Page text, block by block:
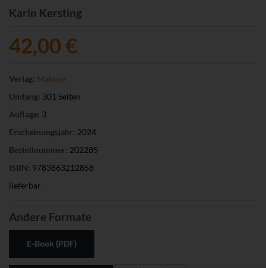
Karin Kersting
42,00 €
Verlag: Mabuse
Umfang: 301 Seiten
Auflage: 3
Erscheinungsjahr: 2024
Bestellnummer: 202285
ISBN: 9783863212858
lieferbar
Andere Formate
E-Book (PDF)